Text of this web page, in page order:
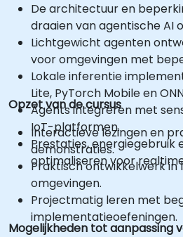
De architectuur en
draaien van agentische AI
Lichtgewicht agenten
voor omgevingen met
Lokale inferentie
Lite, PyTorch Mobile en
Agents integreren met
IoT-platformen.
Prestaties, energiegebruik
optimaliseren voor
Opzet van de cursus
Interactieve lezingen en
demonstraties.
Praktisch ontwikkelwerk
omgevingen.
Projectmatig leren met
implementatieoefeningen.
Mogelijkheden tot aanpassing